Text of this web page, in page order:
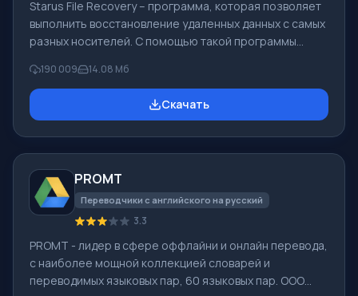
Starus File Recovery – программа, которая позволяет
выполнить восстановление удаленных данных с самых
разных носителей. С помощью такой программы
разными способами. Например, они были удалены
мимо Корзины, скрыты под воздействием
вредоносного программного обеспечения, утеряны
различными устройствами, например, с жесткими
дисками, SS
190 009 14.08 Мб
Скачать
PROMT
Переводчики с английского на русский
3.3
PROMT - лидер в сфере оффлайни и онлайн перевода,
с наиболее мощной коллекцией словарей и
переводимых языковых пар, 60 языковых пар. ООО